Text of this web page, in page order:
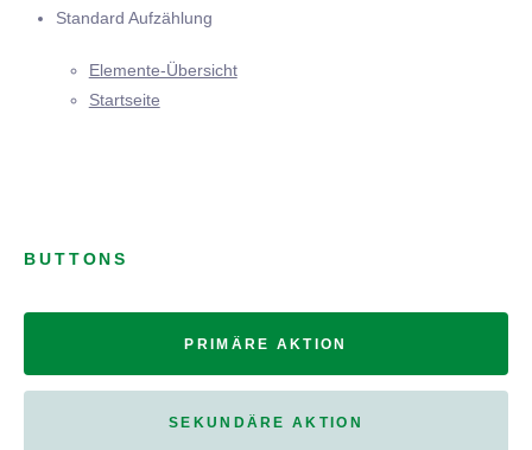
Standard Aufzählung
Elemente-Übersicht
Startseite
BUTTONS
PRIMÄRE AKTION
SEKUNDÄRE AKTION